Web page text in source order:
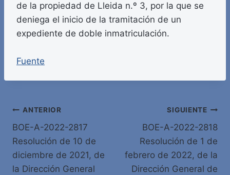
de la propiedad de Lleida n.º 3, por la que se
deniega el inicio de la tramitación de un
expediente de doble inmatriculación.
Fuente
Navegación
de
entradas
ANTERIOR
BOE-A-2022-2817
Resolución de 10 de
diciembre de 2021, de
la Dirección General
SIGUIENTE
BOE-A-2022-2818
Resolución de 1 de
febrero de 2022, de la
Dirección General de